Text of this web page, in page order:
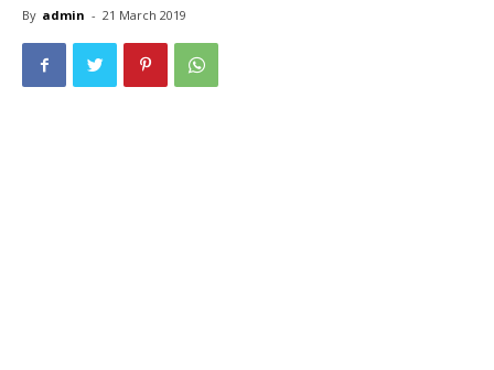
By admin - 21 March 2019